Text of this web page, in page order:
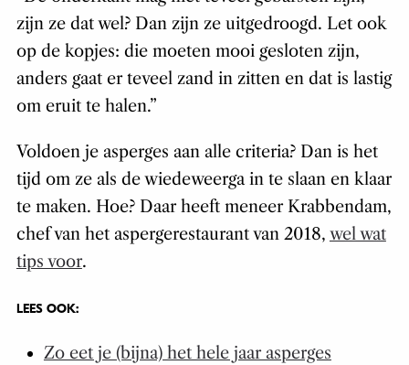
zijn ze dat wel? Dan zijn ze uitgedroogd. Let ook
op de kopjes: die moeten mooi gesloten zijn,
anders gaat er teveel zand in zitten en dat is lastig
om eruit te halen.”
Voldoen je asperges aan alle criteria? Dan is het
tijd om ze als de wiedeweerga in te slaan en klaar
te maken. Hoe? Daar heeft meneer Krabbendam,
chef van het aspergerestaurant van 2018, wel wat
tips voor.
LEES OOK:
Zo eet je (bijna) het hele jaar asperges